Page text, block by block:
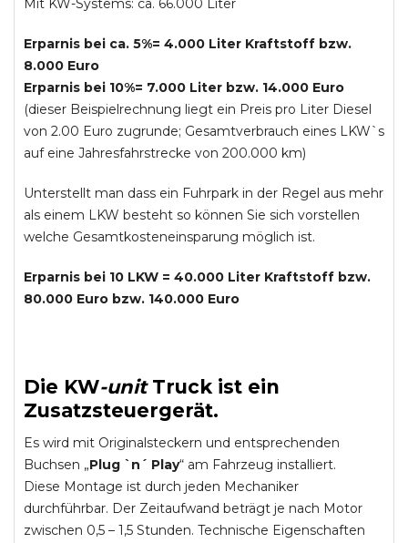
Mit KW-Systems: ca. 66.000 Liter
Erparnis bei ca. 5%= 4.000 Liter Kraftstoff bzw.
8.000 Euro
Erparnis bei 10%= 7.000 Liter bzw. 14.000 Euro
(dieser Beispielrechnung liegt ein Preis pro Liter Diesel
von 2.00 Euro zugrunde; Gesamtverbrauch eines LKW`s
auf eine Jahresfahrstrecke von 200.000 km)
Unterstellt man dass ein Fuhrpark in der Regel aus mehr
als einem LKW besteht so können Sie sich vorstellen
welche Gesamtkosteneinsparung möglich ist.
Erparnis bei 10 LKW = 40.000 Liter Kraftstoff bzw.
80.000 Euro bzw. 140.000 Euro
Die KW-unit Truckist ein
Zusatzsteuergerät.
Es wird mit Originalsteckern und entsprechenden
Buchsen „Plug `n´ Play“ am Fahrzeug installiert.
Diese Montage ist durch jeden Mechaniker
durchführbar. Der Zeitaufwand beträgt je nach Motor
zwischen 0,5 – 1,5 Stunden. Technische Eigenschaften